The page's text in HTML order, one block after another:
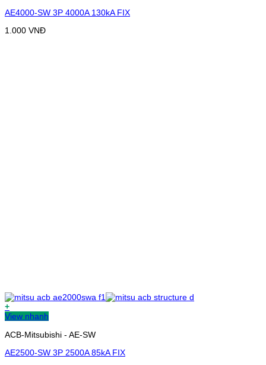
AE4000-SW 3P 4000A 130kA FIX
1.000 VNĐ
+
View nhanh
ACB-Mitsubishi - AE-SW
AE2500-SW 3P 2500A 85kA FIX